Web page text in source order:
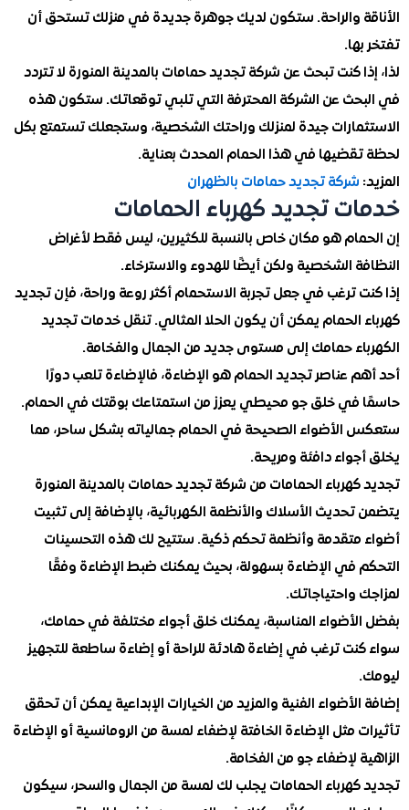
والراحة. ستكون لديك جوهرة جديدة في منزلك تستحق أن
كنت تبحث عن شركة تجديد حمامات بالمدينة المنورة لا تتردد
عن الشركة المحترفة التي تلبي توقعاتك. ستكون هذه
جيدة لمنزلك وراحتك الشخصية، وستجعلك تستمتع بكل
في هذا الحمام المحدث بعناية.
شركة تجديد حمامات بالظهران
تجديد كهرباء الحمامات
هو مكان خاص بالنسبة للكثيرين، ليس فقط لأغراض
الشخصية ولكن أيضًا للهدوء والاسترخاء.
ترغب في جعل تجربة الاستحمام أكثر روعة وراحة، فإن تجديد
الحمام يمكن أن يكون الحلا المثالي. تنقل خدمات تجديد
حمامك إلى مستوى جديد من الجمال والفخامة.
عناصر تجديد الحمام هو الإضاءة، فالإضاءة تلعب دورًا
في خلق جو محيطي يعزز من استمتاعك بوقتك في الحمام.
الصحيحة في الحمام جمالياته بشكل ساحر، مما
دافئة ومريحة.
الحمامات من شركة تجديد حمامات بالمدينة المنورة
الأسلاك والأنظمة الكهربائية، بالإضافة إلى تثبيت
وأنظمة تحكم ذكية. ستتيح لك هذه التحسينات
في الإضاءة بسهولة، بحيث يمكنك ضبط الإضاءة وفقًا
واحتياجاتك.
المناسبة، يمكنك خلق أجواء مختلفة في حمامك،
ترغب في إضاءة هادئة للراحة أو إضاءة ساطعة للتجهيز
الفنية والمزيد من الخيارات الإبداعية يمكن أن تحقق
مثل الإضاءة الخافتة لإضفاء لمسة من الرومانسية أو الإضاءة
لإضفاء جو من الفخامة.
الحمامات يجلب لك لمسة من الجمال والسحر، سيكون